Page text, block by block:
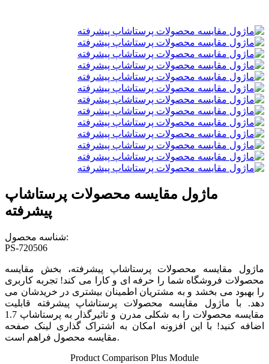
ماژول مقایسه محصولات پرستاشاپ
پیشرفته
شناسه محصول:
PS-720506
ماژول مقایسه محصولات پرستاشاپ پیشرفته، بخش مقایسه
محصولات فروشگاه شما را حرفه ای و کارا می کند! تجربه کاربری
را بهبود می بخشد و به مشتریان اطمینان بیشتری در خریدشان می
دهد. با ماژول مقایسه محصولات پرستاشاپ پیشرفته قابلیت
مقایسه محصولات را به شکلی مدرن و تاثیرگذار به پرستاشاپ 1.7
اضافه کنید! با این افزونه امکان به اشتراک گذاری لینک صفحه
مقایسه محصول فراهم است.
Product Comparison Plus Module